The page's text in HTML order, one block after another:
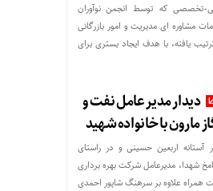
تخصصی که توسط انجمن نوآوران
مشاوره ای مدیریت و امور بازرگانی
یافته، با هدف ایجاد بستری برای
دیدار مدیر عامل نفت و
مارون با خانواده شهید
آستانه اربعین حسینی و در راستای
شهدا، مدیرعامل شرکت بهره برداری
همراه علاوه بر سرهنگ شاپور احمدی